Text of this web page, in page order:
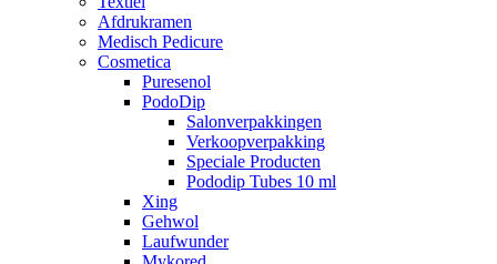
Afdrukramen
Medisch Pedicure
Cosmetica
Puresenol
PodoDip
Salonverpakkingen
Verkoopverpakking
Speciale Producten
Pododip Tubes 10 ml
Xing
Gehwol
Laufwunder